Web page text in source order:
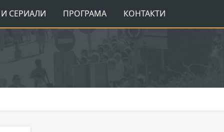
СЕРИАЛИ ПРОГРАМА КОНТАКТИ